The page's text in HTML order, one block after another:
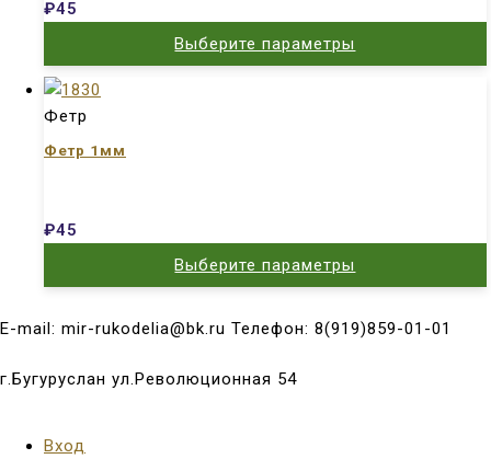
₽45
Выберите параметры
Фетр
Фетр 1мм
₽45
Выберите параметры
E-mail: mir-rukodelia@bk.ru Телефон: 8(919)859-01-01
г.Бугуруслан ул.Революционная 54
Вход